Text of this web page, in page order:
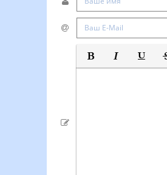
Полужирный
Курсив